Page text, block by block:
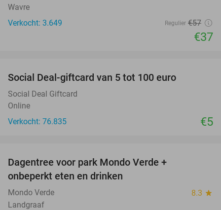
Wavre
Verkocht: 3.649
Regulier €57
€37
Social Deal-giftcard van 5 tot 100 euro
Social Deal Giftcard
Online
Verkocht: 76.835
€5
Dagentree voor park Mondo Verde +
onbeperkt eten en drinken
Mondo Verde 8.3 star
Landgraaf